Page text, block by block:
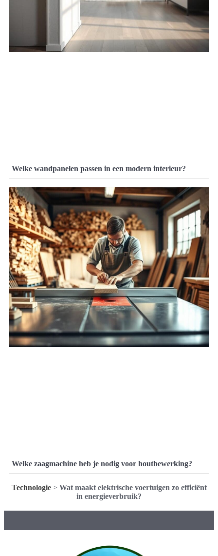
Welke wandpanelen passen in een modern interieur?
Welke zaagmachine heb je nodig voor houtbewerking?
Technologie> Wat maakt elektrische voertuigen zo efficiënt
in energieverbruik?